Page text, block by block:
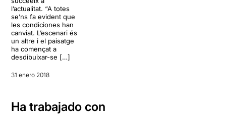
l’actualitat. “A totes
se’ns fa evident que
les condiciones han
canviat. L’escenari és
un altre i el paisatge
ha començat a
desdibuixar-se […]
31 enero 2018
Ha trabajado con